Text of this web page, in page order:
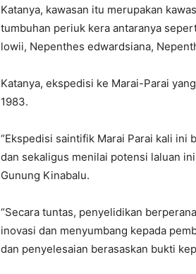
Katanya, kawasan itu merupakan
tumbuhan periuk kera antaranya
lowii, Nepenthes edwardsiana,
Katanya, ekspedisi ke Marai-Parai
1983.
“Ekspedisi saintifik Marai Parai kali
dan sekaligus menilai potensi laluan
Gunung Kinabalu.
“Secara tuntas, penyelidikan
inovasi dan menyumbang kepada
dan penyelesaian berasaskan bukti